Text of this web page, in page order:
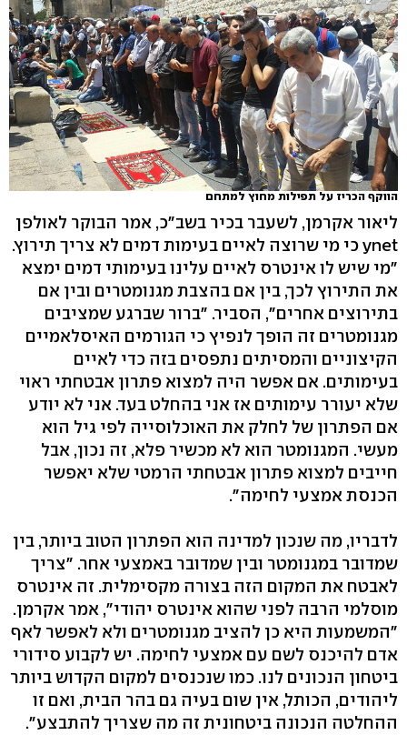
הווקף הכריז על תפילות מחוץ למתחם
ליאור אקרמן, לשעבר בכיר בשב"כ, אמר הבוקר לאולפן
ynet כי מי שרוצה לאיים בעימות דמים לא צריך תירוץ.
"מי שיש לו אינטרס לאיים עלינו בעימותי דמים ימצא
את התירוץ לכך, בין אם בהצבת מגנומטרים ובין אם
בתירוצים אחרים", הסביר. "ברור שברגע שמציבים
מגנומטרים זה הופך לנפיץ כי הגורמים האיסלאמיים
הקיצוניים והמסיתים נתפסים בזה כדי לאיים
בעימותים. אם אפשר היה למצוא פתרון אבטחתי ראוי
שלא יעורר עימותים אז אני בהחלט בעד. אני לא יודע
אם הפתרון של לחלק את האוכלוסייה לפי גיל הוא
מעשי. המגנומטר הוא לא מכשיר פלא, זה נכון, אבל
חייבים למצוא פתרון אבטחתי הרמטי שלא יאפשר
הכנסת אמצעי לחימה".
לדבריו, מה שנכון למדינה הוא הפתרון הטוב ביותר, בין
שמדובר במגנומטר ובין שמדובר באמצעי אחר. "צריך
לאבטח את המקום הזה בצורה מקסימלית. זה אינטרס
מוסלמי הרבה לפני שהוא אינטרס יהודי", אמר אקרמן.
"המשמעות היא כן להציב מגנומטרים ולא לאפשר לאף
אדם להיכנס לשם עם אמצעי לחימה. יש לקבוע סידורי
ביטחון הנכונים לנו. כמו שנכנסים למקום הקדוש ביותר
ליהודים, הכותל, אין שום בעיה גם בהר הבית, ואם זו
ההחלטה הנכונה ביטחונית זה מה שצריך להתבצע".